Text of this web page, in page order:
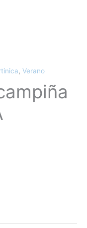
, Verano